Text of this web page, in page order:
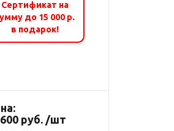
Сертификат на
до 15 000 р.
в подарок!
руб. /шт